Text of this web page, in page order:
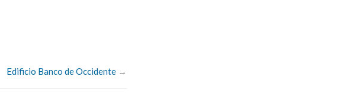
Edificio Banco de Occidente→